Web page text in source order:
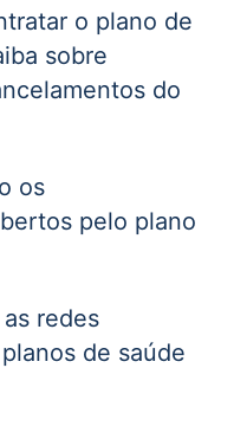
o plano de
sobre
do
os
pelo plano
redes
de saúde